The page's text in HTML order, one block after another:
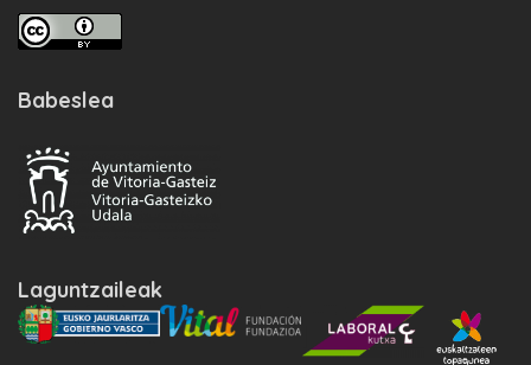
Babeslea
Laguntzaileak